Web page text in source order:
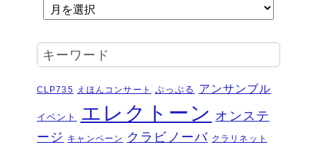
よう！未来につながるワクワク体験
受賞結果 ヤマハエレクトーンフェス
ティバル ソロ
夏のおトクなキャンペーン・・・その
夏のおトクなキャンペーン・・・その
１
2026年6月11日
キーワード
CLP735 えほんコンサート ぷっぷる アンサンブル
イベント エレクトーン オンステ
ージ
キャンペーン クラビノーバ クラリネット